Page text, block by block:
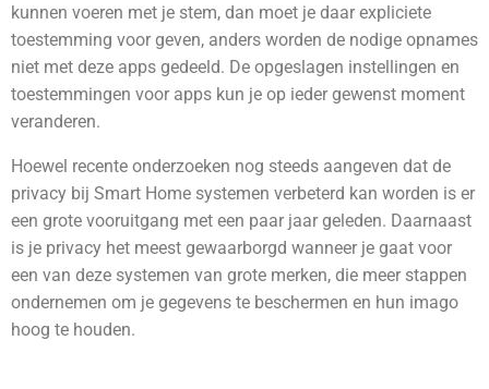
kunnen voeren met je stem, dan moet je daar expliciete
toestemming voor geven, anders worden de nodige opnames
niet met deze apps gedeeld. De opgeslagen instellingen en
toestemmingen voor apps kun je op ieder gewenst moment
veranderen.
Hoewel recente onderzoeken nog steeds aangeven dat de
privacy bij Smart Home systemen verbeterd kan worden is er
een grote vooruitgang met een paar jaar geleden. Daarnaast
is je privacy het meest gewaarborgd wanneer je gaat voor
een van deze systemen van grote merken, die meer stappen
ondernemen om je gegevens te beschermen en hun imago
hoog te houden.